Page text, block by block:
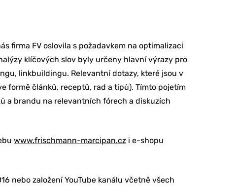
firma FV oslovila s požadavkem na optimalizaci
klíčových slov byly určeny hlavní výrazy pro
linkbuildingu. Relevantní dotazy, které jsou v
formě článků, receptů, rad a tipů). Tímto pojetím
a brandu na relevantních fórech a diskuzích
www.frischmann-marcipan.cz i e-shopu
nebo založení YouTube kanálu včetně všech